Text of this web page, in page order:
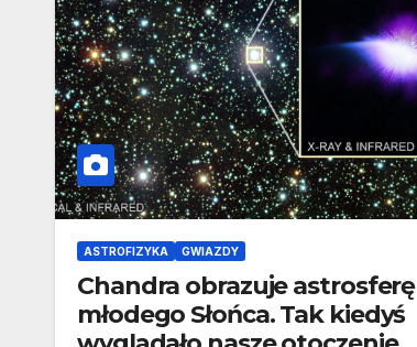
ASTROFIZYKA GWIAZDY
Chandra obrazuje astrosferę
młodego Słońca. Tak kiedyś